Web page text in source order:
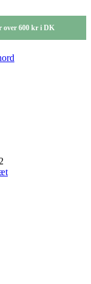
over 600 kr i DK